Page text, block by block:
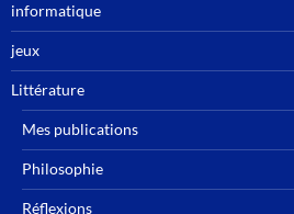
informatique
jeux
Littérature
Mes publications
Philosophie
Réflexions